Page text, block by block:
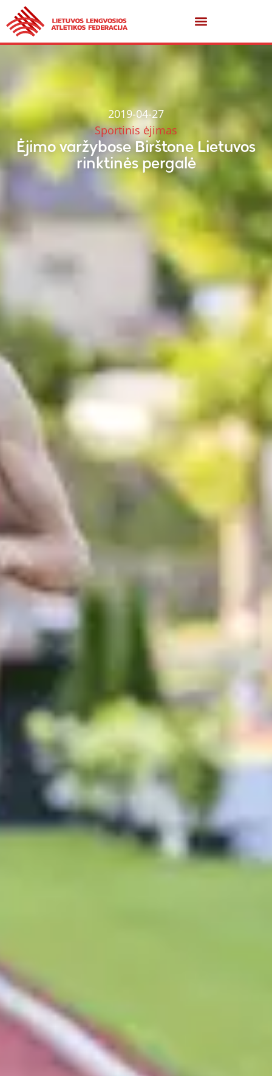
2019-04-27
Sportinis ėjimas
Ėjimo varžybose Birštone Lietuvos
rinktinės pergalė